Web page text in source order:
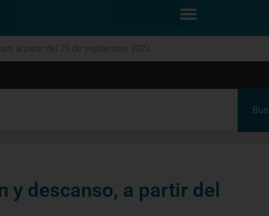
a partir del 21 de septiembre 2022
descanso, a partir del